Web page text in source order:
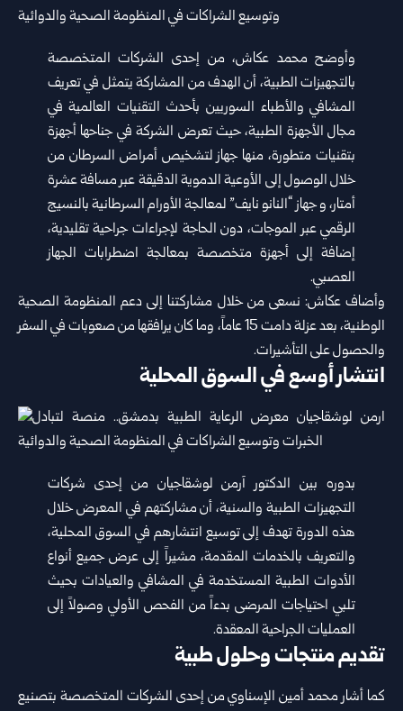
وأوضح محمد عكاش، من إحدى الشركات المتخصصة
بالتجهيزات الطبية، أن الهدف من المشاركة يتمثل في تعريف
المشافي والأطباء السوريين بأحدث التقنيات العالمية في
مجال الأجهزة الطبية، حيث تعرض الشركة في جناحها أجهزة
بتقنيات متطورة، منها جهاز لتشخيص أمراض السرطان من
خلال الوصول إلى الأوعية الدموية الدقيقة عبر مسافة عشرة
أمتار، و جهاز “النانو نايف” لمعالجة الأورام السرطانية بالنسيج
الرقمي عبر الموجات، دون الحاجة لإجراءات جراحية تقليدية،
إضافة إلى أجهزة متخصصة بمعالجة اضطرابات الجهاز
العصبي.
وأضاف عكاش: نسعى من خلال مشاركتنا إلى دعم المنظومة الصحية
الوطنية، بعد عزلة دامت 15 عاماً، وما كان يرافقها من صعوبات في السفر
والحصول على التأشيرات.
انتشار أوسع في السوق المحلية
بدوره بين الدكتور آرمن لوشقاجيان من إحدى شركات
التجهيزات الطبية والسنية، أن مشاركتهم في المعرض خلال
هذه الدورة تهدف إلى توسيع انتشارهم في السوق المحلية،
والتعريف بالخدمات المقدمة، مشيراً إلى عرض جميع أنواع
الأدوات الطبية المستخدمة في المشافي والعيادات بحيث
تلبي احتياجات المرضى بدءاً من الفحص الأولي وصولاً إلى
العمليات الجراحية المعقدة.
تقديم منتجات وحلول طبية
كما أشار محمد أمين الإسناوي من إحدى الشركات المتخصصة بتصنيع